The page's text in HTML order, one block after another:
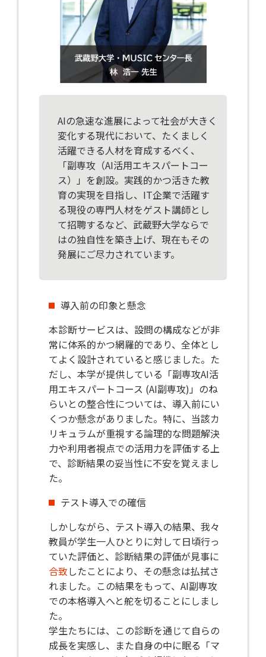
AIの急速な進展によって社会が大きく
変化する現代において、たくましく
活躍できる人材を育成するべく、
「副専攻（AI活用エキスパートコー
ス）」を創設。実践的かつ活きた教
育の実現を目指し、IT企業で活躍す
る現役の専門人材をゲスト講師とし
て招聘するなど、武蔵野大学ならで
はの独自性を築き上げ、現在もその
発展にご尽力されています。
導入前の印象と懸念
本診断サービスは、設問の構成などが非
常に体系的かつ網羅的であり、全体とし
てよく設計されていると感じました。た
だし、本学が提供している「副専攻AI活
用エキスパートコース (AI副専攻)」のね
らいとの整合性については、導入前にい
くつか懸念がありました。特に、当該カ
リキュラムが重視する論理的な問題解決
力や利用者視点での活用力を評価する上
で、診断結果の妥当性に不安を覚えまし
た。
テスト導入での確信
しかしながら、テスト導入の結果、我々
教員が学生一人ひとりに対して日頃行っ
ていた評価と、診断結果の評価が見事に
合致したことにより、その懸念は払拭さ
れました。この結果をもって、AI副専攻
での本格導入へと舵を切ることにしまし
た。
学生たちには、この診断を通じて自らの
成長を実感し、また自身の中に眠る「マ